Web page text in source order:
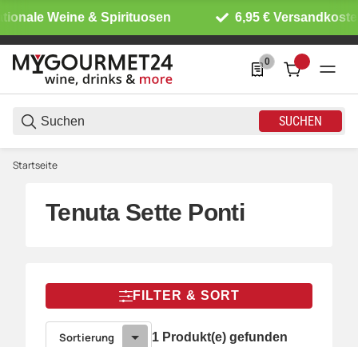
Weine & Spirituosen 6,95 €
SUCHEN
0
0 Produkte in der
Startseite
Tenuta Sette Ponti
FILTER & SORT
Sortierung 1 Produkt(e) gefunden